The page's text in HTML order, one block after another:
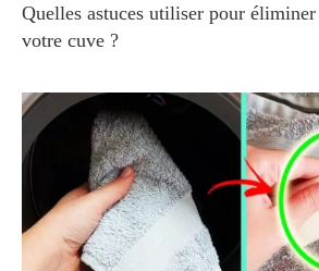
Quelles astuces utiliser pour éliminer
votre cuve ?